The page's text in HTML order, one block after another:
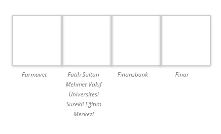
Farmavet
Fatih Sultan
Mehmet Vakıf
Üniversitesi
Sürekli Eğitim
Merkezi
Finansbank Finar